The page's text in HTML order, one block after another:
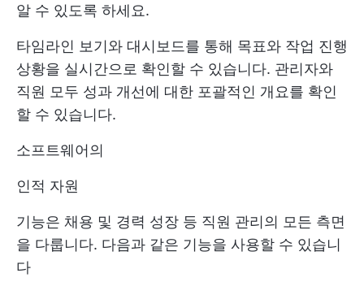
알 수 있도록 하세요.
타임라인 보기와 대시보드를 통해 목표와 작업 진행
상황을 실시간으로 확인할 수 있습니다. 관리자와
직원 모두 성과 개선에 대한 포괄적인 개요를 확인
할 수 있습니다.
소프트웨어의
인적 자원
기능은 채용 및 경력 성장 등 직원 관리의 모든 측면
을 다룹니다. 다음과 같은 기능을 사용할 수 있습니
다